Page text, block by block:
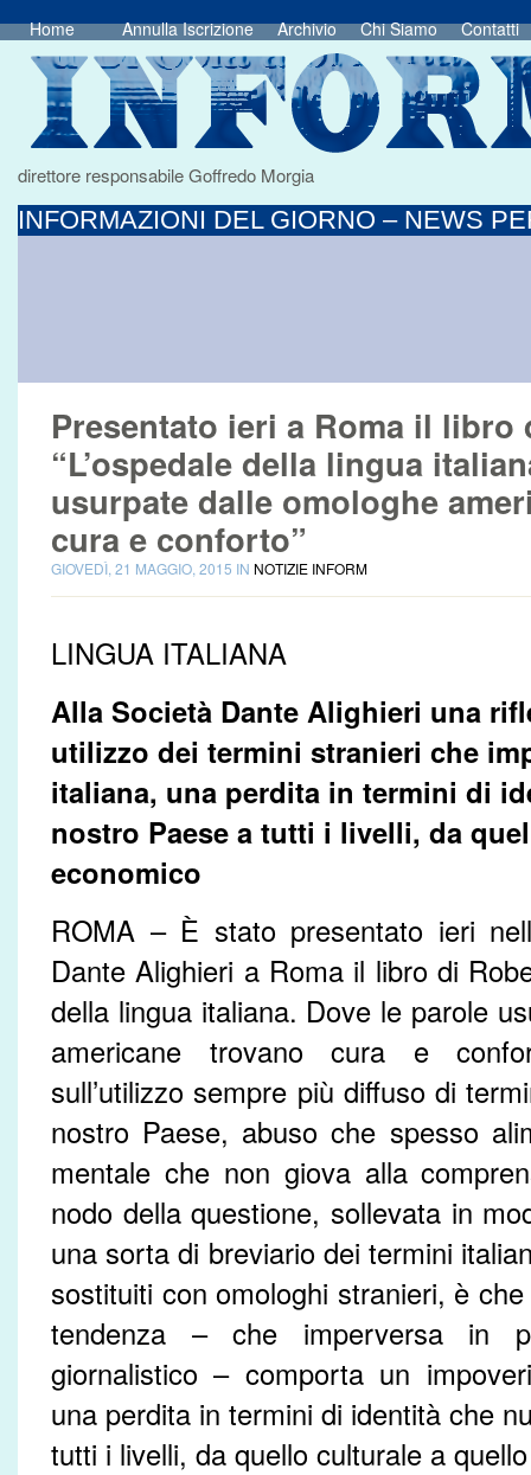
Home Annulla Iscrizione Archivio Chi Siamo Contatti
direttore responsabile Goffredo Morgia
INFORMAZIONI DEL GIORNO – NEWS
Presentato ieri a Roma il
“L’ospedale della lingua
usurpate dalle omologhe
cura e conforto”
GIOVEDÌ, 21 MAGGIO, 2015 IN NOTIZIE INFORM
LINGUA ITALIANA
Alla Società Dante Alighieri una
utilizzo dei termini stranieri che
italiana, una perdita in termini di
nostro Paese a tutti i livelli, da
economico
ROMA – È stato presentato ieri
Dante Alighieri a Roma il libro di
della lingua italiana. Dove le parole
americane trovano cura e
sull’utilizzo sempre più diffuso di
nostro Paese, abuso che spesso
mentale che non giova alla
nodo della questione, sollevata in
una sorta di breviario dei termini
sostituiti con omologhi stranieri, è
tendenza – che imperversa in
giornalistico – comporta un
una perdita in termini di identità che
tutti i livelli, da quello culturale a